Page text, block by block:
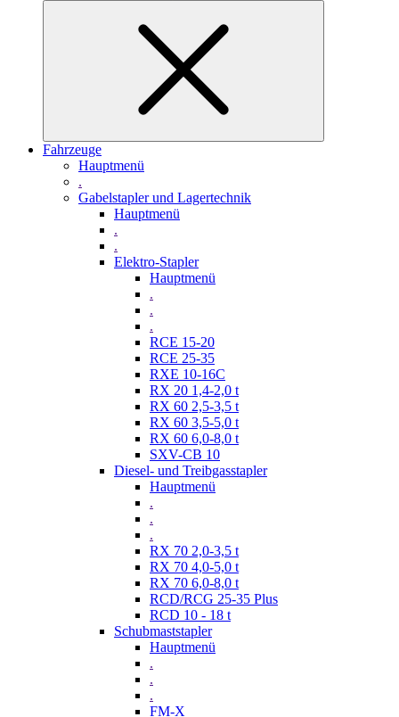
Fahrzeuge
Hauptmenü
.
Gabelstapler und Lagertechnik
Hauptmenü
.
.
Elektro-Stapler
Hauptmenü
.
.
.
RCE 15-20
RCE 25-35
RXE 10-16C
RX 20 1,4-2,0 t
RX 60 2,5-3,5 t
RX 60 3,5-5,0 t
RX 60 6,0-8,0 t
SXV-CB 10
Diesel- und Treibgasstapler
Hauptmenü
.
.
.
RX 70 2,0-3,5 t
RX 70 4,0-5,0 t
RX 70 6,0-8,0 t
RCD/RCG 25-35 Plus
RCD 10 - 18 t
Schubmaststapler
Hauptmenü
.
.
.
FM-X